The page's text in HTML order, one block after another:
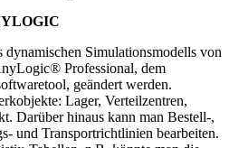
dynamischen Simulationsmodells von
Professional, dem
geändert werden.
Lager, Verteilzentren,
Darüber hinaus kann man Bestell-,
und Transportrichtlinien bearbeiten.